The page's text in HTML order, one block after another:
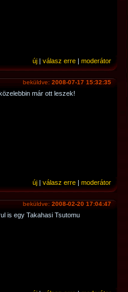
új | válasz erre | moderátor
beküldve: 2008-07-17 15:32:35
már ott leszek!
új | válasz erre | moderátor
beküldve: 2008-02-20 17:04:47
is egy Takahasi Tsutomu